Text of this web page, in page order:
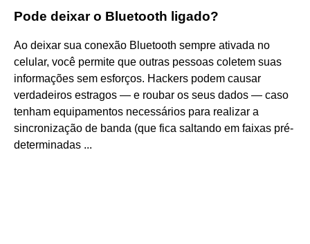
Pode deixar o Bluetooth ligado?
Ao deixar sua conexão Bluetooth sempre ativada no
celular, você permite que outras pessoas coletem suas
informações sem esforços. Hackers podem causar
verdadeiros estragos — e roubar os seus dados — caso
tenham equipamentos necessários para realizar a
sincronização de banda (que fica saltando em faixas pré-
determinadas ...